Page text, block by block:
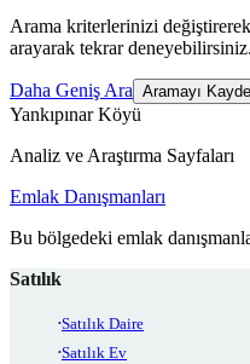
Arama kriterlerinizi
arayarak tekrar deneyebilirsiniz.
Daha Geniş Ara Aramayı
Yankıpınar Köyü
Analiz ve Araştırma Sayfaları
Emlak Danışmanları
Bu bölgedeki emlak
Satılık
Satılık Daire
Satılık Ev